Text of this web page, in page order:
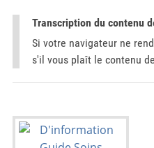
Transcription du contenu
Si votre navigateur ne
s'il vous plaît le contenu